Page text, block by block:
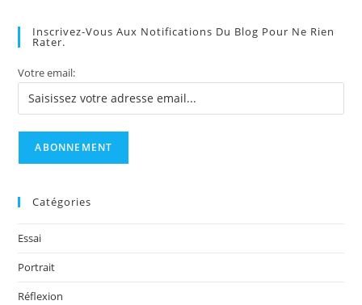
Inscrivez-Vous Aux Notifications Du Blog Pour Ne Rien
Rater.
Votre email:
Catégories
Essai
Portrait
Réflexion